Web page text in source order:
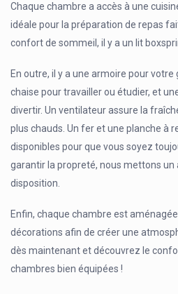
Chaque chambre a accès à une
idéale pour la préparation de repas
confort de sommeil, il y a un lit
En outre, il y a une armoire pour
chaise pour travailler ou étudier, et
divertir. Un ventilateur assure la
plus chauds. Un fer et une planche à
disponibles pour que vous soyez
garantir la propreté, nous mettons un
disposition.
Enfin, chaque chambre est
décorations afin de créer une
dès maintenant et découvrez le
chambres bien équipées !